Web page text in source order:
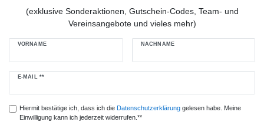
(exklusive Sonderaktionen, Gutschein-Codes, Team- und
Vereinsangebote und vieles mehr)
VORNAME NACHNAME
E-MAIL **
Newsletter
Hiermit bestätige ich, dass ich die Daten­schutz­erklärunggelesen habe. Meine
Einwilligung kann ich jederzeit widerrufen.**